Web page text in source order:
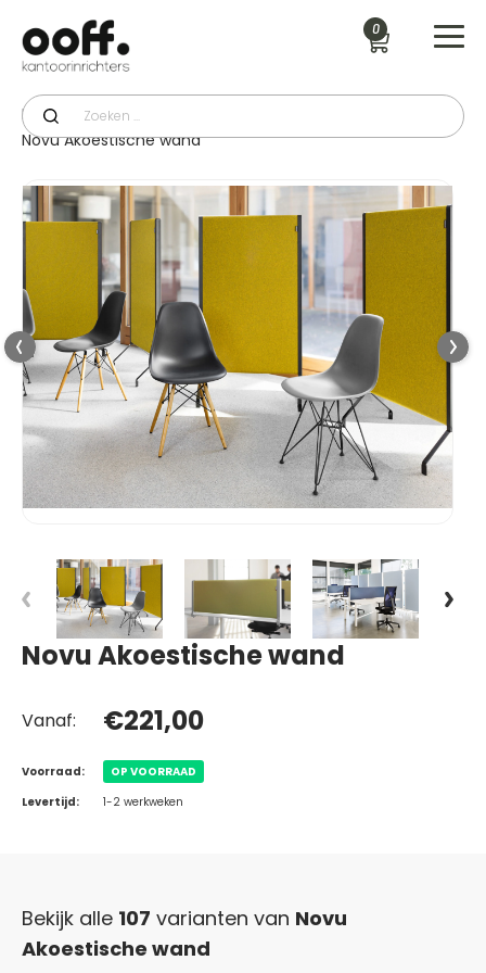
0
Productcategorie
Novu Akoestische wand
Novu Akoestische wand
Vanaf: €221,00
Voorraad:
OP VOORRAAD
Levertijd:
1-2 werkweken
Bekijk alle 107 varianten van Novu
Akoestische wand